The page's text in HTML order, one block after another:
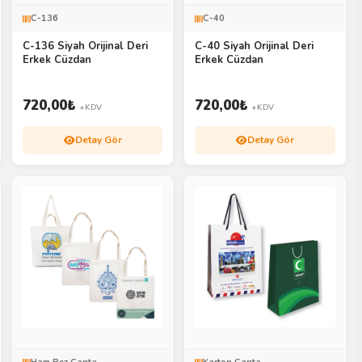
C-136
C-136 Siyah Orijinal Deri
Erkek Cüzdan
720,00₺ +KDV
Detay Gör
C-40
C-40 Siyah Orijinal Deri
Erkek Cüzdan
720,00₺ +KDV
Detay Gör